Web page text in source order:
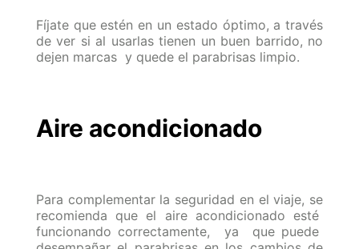
Fíjate que estén en un estado óptimo, a través
de ver si al usarlas tienen un buen barrido, no
dejen marcas y quede el parabrisas limpio.
Aire acondicionado
Para complementar la seguridad en el viaje, se
recomienda que el aire acondicionado esté
funcionando correctamente, ya que puede